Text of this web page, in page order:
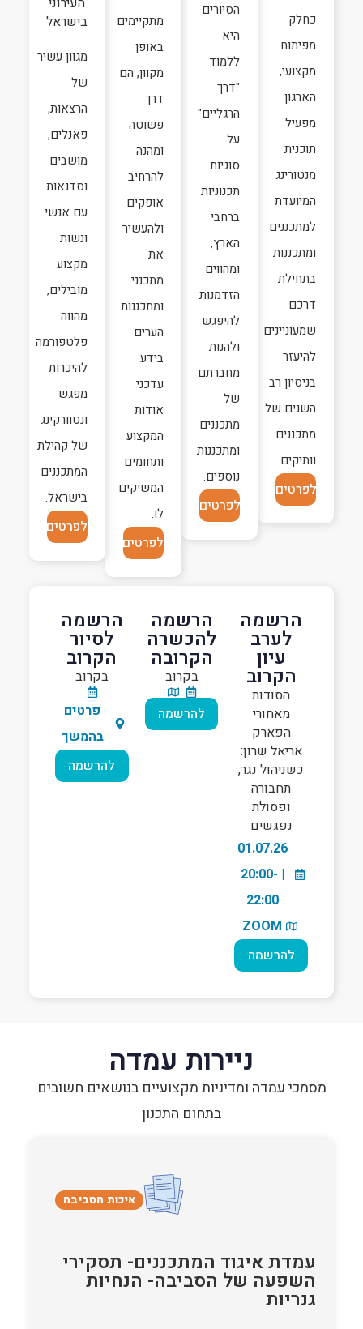
כחלק
מפיתוח
מקצועי,
הארגון
מפעיל
תוכנית
מנטורינג
המיועדת
למתכננים
ומתכננות
בתחילת
דרכם
שמעוניינים
להיעזר
בניסיון רב
השנים של
מתכננים
וותיקים.
לפרטים
הסיורים
היא
ללמוד
"דרך
הרגליים"
על
סוגיות
תכנוניות
ברחבי
הארץ,
ומהווים
הזדמנות
להיפגש
ולהנות
מחברתם
של
מתכננים
ומתכננות
נוספים.
לפרטים
מתקיימים
באופן
מקוון, הם
דרך
פשוטה
ומהנה
להרחיב
אופקים
ולהעשיר
את
מתכנני
ומתכננות
הערים
בידע
עדכני
אודות
המקצוע
ותחומים
המשיקים
לו.
לפרטים
בישראל
מגוון עשיר
של
הרצאות,
פאנלים,
מושבים
וסדנאות
עם אנשי
ונשות
מקצוע
מובילים,
מהווה
פלטפורמה
להיכרות
מפגש
ונטוורקינג
של קהילת
המתכננים
בישראל.
לפרטים
הרשמה
לסיור
הקרוב
בקרוב
פרטים
בהמשך
להרשמה
הרשמה
להכשרה
הקרובה
בקרוב
להרשמה
הרשמה
לערב
עיון
הקרוב
הסודות
מאחורי
הפארק
אריאל שרון:
כשניהול נגר,
תחבורה
ופסולת
נפגשים
01.07.26
| 20:00-
22:00
ZOOM
להרשמה
ניירות עמדה
מסמכי עמדה ומדיניות מקצועיים בנושאים חשובים
בתחום התכנון
איכות הסביבה
עמדת איגוד המתכננים- תסקירי
השפעה של הסביבה- הנחיות
גנריות